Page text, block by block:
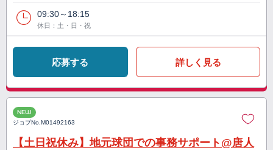
09:30～18:15
休日：土・日・祝
応募する 詳しく見る
NEW
ジョブNo.M01492163
【土日祝休み】地元球団での事務サポート@唐人